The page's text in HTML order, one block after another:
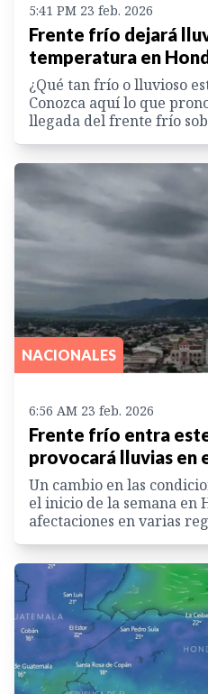
5:41 PM 23 feb. 2026
Frente frío dejará
temperatura en
¿Qué tan frío o lluvioso
Conozca aquí lo que
llegada del frente frío
NACIONALES
6:56 AM 23 feb. 2026
Frente frío entra
provocará lluvias en
Un cambio en las
el inicio de la semana en
afectaciones en varias